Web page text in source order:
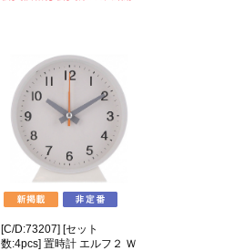
[C/D:73207] [セット
数:4pcs] 置時計 エルフ２ Ｗ